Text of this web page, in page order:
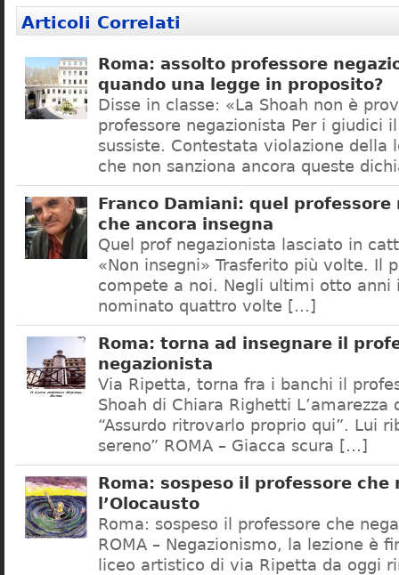
Articoli Correlati
Roma: assolto professore
quando una legge in proposito?
Disse in classe: «La Shoah non è
professore negazionista Per i giudici
sussiste. Contestata violazione della
che non sanziona ancora queste
Franco Damiani: quel professore
che ancora insegna
Quel prof negazionista lasciato in
«Non insegni» Trasferito più volte. Il
compete a noi. Negli ultimi otto anni
nominato quattro volte […]
Roma: torna ad insegnare il
negazionista
Via Ripetta, torna fra i banchi il
Shoah di Chiara Righetti L’amarezza
“Assurdo ritrovarlo proprio qui”. Lui
sereno” ROMA – Giacca scura […]
Roma: sospeso il professore che
l’Olocausto
Roma: sospeso il professore che
ROMA – Negazionismo, la lezione è
liceo artistico di via Ripetta da oggi